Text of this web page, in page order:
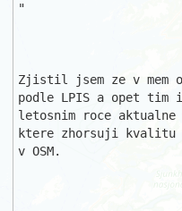
"
Zjistil jsem ze v mem
podle LPIS a opet tim
letosnim roce
ktere zhorsuji kvalitu
v OSM.